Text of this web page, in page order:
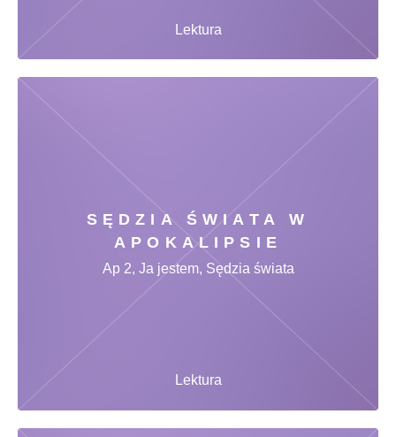
Lektura
SĘDZIA ŚWIATA W
APOKALIPSIE
Lektura
Ap 2, Ja jestem, Sędzia świata